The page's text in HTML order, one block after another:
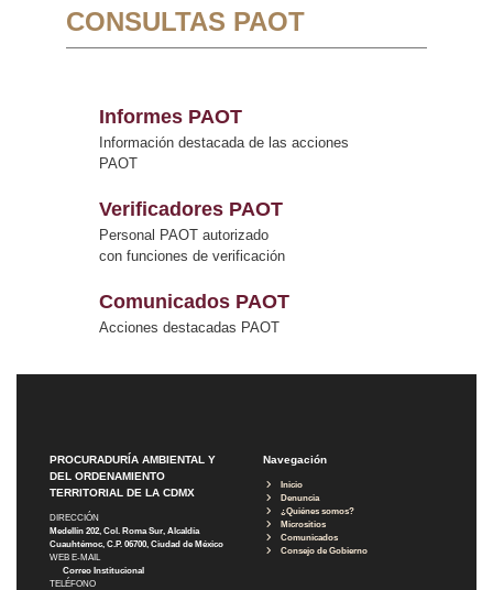
CONSULTAS PAOT
Informes PAOT
Información destacada de las acciones
PAOT
Verificadores PAOT
Personal PAOT autorizado
con funciones de verificación
Comunicados PAOT
Acciones destacadas PAOT
PROCURADURÍA AMBIENTAL Y
DEL ORDENAMIENTO
TERRITORIAL DE LA CDMX
DIRECCIÓN
Medellín 202, Col. Roma Sur, Alcaldía
Cuauhtémoc, C.P. 06700, Ciudad de México
WEB E-MAIL
Correo Institucional
TELÉFONO
Navegación
Inicio
Denuncia
¿Quiénes somos?
Micrositios
Comunicados
Consejo de Gobierno